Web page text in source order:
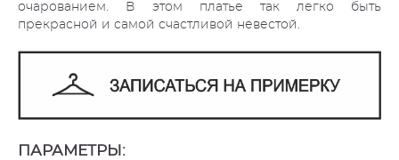
очарованием. В этом платье так легко быть
прекрасной и самой счастливой невестой.
ПАРАМЕТРЫ: